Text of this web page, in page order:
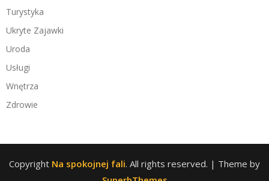
Turystyka
Ukryte Zajawki
Uroda
Usługi
Wnętrza
Zdrowie
Copyright Na spokojnej fali. All rights reserved. | Theme by